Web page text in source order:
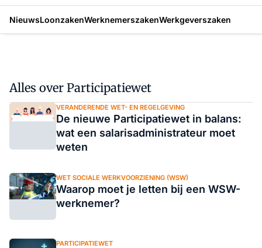
NieuwsLoonzakenWerknemerszakenWerkgeverszaken
Alles over Participatiewet
VERANDERENDE WET- EN REGELGEVING
De nieuwe Participatiewet in balans:
wat een salarisadministrateur moet
weten
WET SOCIALE WERKVOORZIENING (WSW)
Waarop moet je letten bij een WSW-
werknemer?
PARTICIPATIEWET